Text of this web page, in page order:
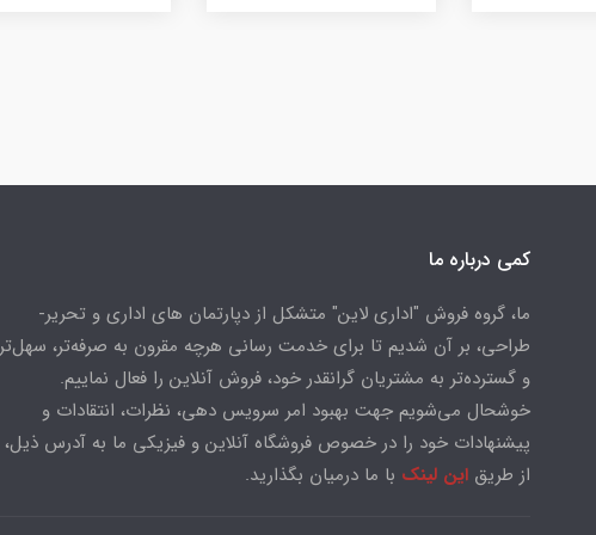
کمی درباره ما
ما، گروه فروش "اداری لاین" متشکل از دپارتمان های اداری و تحریر-
طراحی، بر آن شدیم تا برای خدمت رسانی هرچه مقرون به صرفه‌تر، سهل‌تر
و گسترده‌تر به مشتریان گرانقدر خود، فروش آنلاین را فعال نماییم.
خوشحال می‌شویم جهت بهبود امر سرویس دهی، نظرات، انتقادات و
پیشنهادات خود را در خصوص فروشگاه آنلاین و فیزیکی ما به آدرس ذیل،
از طریق این لینک با ما درمیان بگذارید.